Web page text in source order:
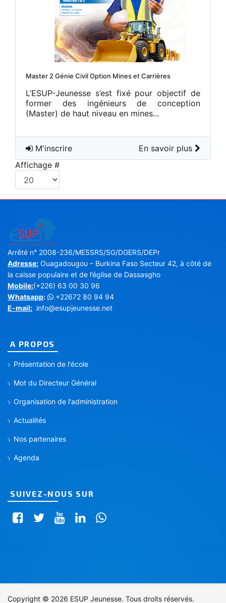
Master 2 Génie Civil Option Mines et Carrières
L’ESUP-Jeunesse s’est fixé pour objectif de
former des ingénieurs de conception
(Master) de haut niveau en mines...
M'inscrire
En savoir plus
Affichage #
Arrêté n° 2008-236/MESSRS/SG/DGERS/DEPr
Adresse: Ouagadougou – Burkina Faso Secteur 42, à côté de
la caisse populaire et de l’église de Dassasgho
Mobile:(+226) 63 00 30 96
Whatsapp:
+22672 80 94 94
E-mail: info@esupjeunesse.net
A PROPOS
Présentation de l'école
Mot du Directeur Général
Organisation de l'administration
Actualités
Nos partenaires
Agenda
SUIVEZ-NOUS SUR
Copyright © 2026 ESUP Jeunesse. Tous droits réservés.